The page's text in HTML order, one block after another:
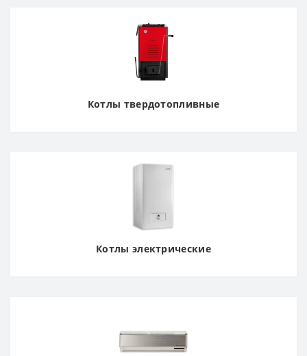
Котлы твердотопливные
Котлы электрические